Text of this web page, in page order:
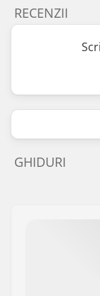
RECENZII
GHIDURI